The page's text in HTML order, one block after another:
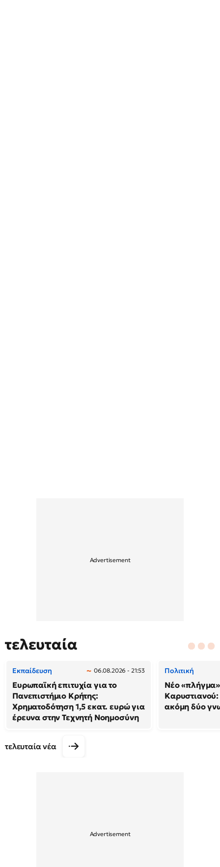
τελευταία
Εκπαίδευση 06.08.2026 - 21:53
Ευρωπαϊκή επιτυχία για το
Πανεπιστήμιο Κρήτης:
Χρηματοδότηση 1,5 εκατ. ευρώ για
έρευνα στην Τεχνητή Νοημοσύνη
Πολιτική
Νέο
ακόμη δύο
τελευταία νέα